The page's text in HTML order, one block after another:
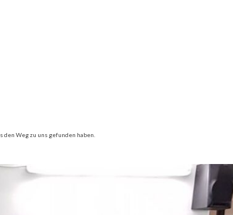
Weg zu uns gefunden haben.